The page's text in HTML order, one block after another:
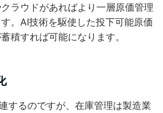
ラウドがあればより一層原価管理
。AI技術を駆使した投下可能原価
積すれば可能になります。
るのですが、在庫管理は製造業